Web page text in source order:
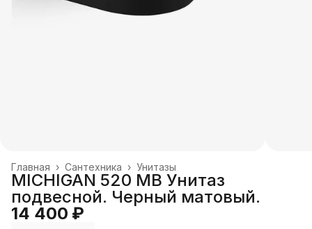
Унитазы
Сантехника ›
Главная ›
MICHIGAN 520 MB Унитаз
подвесной. Черный матовый.
14 400 ₽